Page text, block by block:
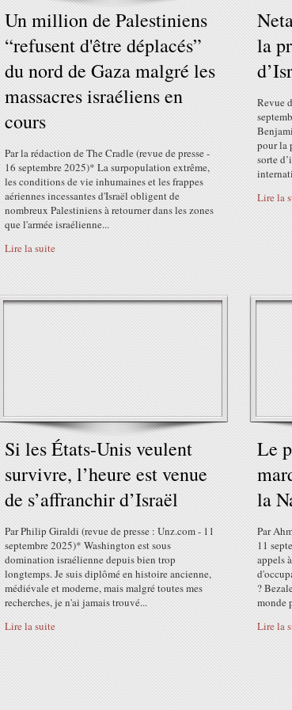
Un million de Palestiniens
“refusent d'être déplacés”
du nord de Gaza malgré les
massacres israéliens en
cours
Par la rédaction de The Cradle (revue de presse -
16 septembre 2025)* La surpopulation extrême,
les conditions de vie inhumaines et les frappes
aériennes incessantes d'Israël obligent de
nombreux Palestiniens à retourner dans les zones
que l'armée israélienne...
Lire la suite
la
Revue
pour la
sorte
Lire la
Si les États-Unis veulent
survivre, l’heure est venue
de s’affranchir d’Israël
Par Philip Giraldi (revue de presse : Unz.com - 11
septembre 2025)* Washington est sous
domination israélienne depuis bien trop
longtemps. Je suis diplômé en histoire ancienne,
médiévale et moderne, mais malgré toutes mes
recherches, je n'ai jamais trouvé...
Lire la suite
Le
la
Par
11
appels
?
monde
Lire la